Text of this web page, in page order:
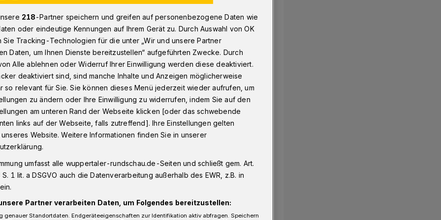
Waldbrand im Rappenweg
Rappenweg
(31. Juli 2018) kam es um 22 Uhr im
Die Feuerwehr und die Freiwillige
Löschfahrzeugen aus.
218-Partner speichern und greifen auf personenbezogene Daten wie
oder eindeutige Kennungen auf Ihrem Gerät zu. Durch Auswahl von OK
Sie Tracking-Technologien für die unter „Wir und unsere Partner
Daten, um Ihnen Dienste bereitzustellen“ aufgeführten Zwecke. Durch
Alle ablehnen oder Widerruf Ihrer Einwilligung werden diese deaktiviert.
deaktiviert sind, sind manche Inhalte und Anzeigen möglicherweise
so relevant für Sie. Sie können dieses Menü jederzeit wieder aufrufen, um
zu ändern oder Ihre Einwilligung zu widerrufen, indem Sie auf den
am unteren Rand der Webseite klicken [oder das schwebende
links auf der Webseite, falls zutreffend]. Ihre Einstellungen gelten
Website. Weitere Informationen finden Sie in unserer
umfasst alle wuppertaler-rundschau.de-Seiten und schließt gem. Art.
1 lit. a DSGVO auch die Datenverarbeitung außerhalb des EWR, z.B. in
Partner verarbeiten Daten, um Folgendes bereitzustellen:
genauer Standortdaten. Endgeräteeigenschaften zur Identifikation aktiv abfragen. Speichern